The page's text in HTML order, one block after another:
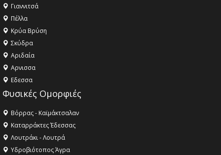
Γιαννιτσά
Πέλλα
Κρύα Βρύση
Σκύδρα
Αριδαία
Aρνισσα
Eδεσσα
Φυσικές Ομορφιές
Βόρρας - Καϊμάκτσαλαν
Καταρράκτες Έδεσσας
Λουτράκι - Λουτρά
Υδροβιότοπος Άγρα